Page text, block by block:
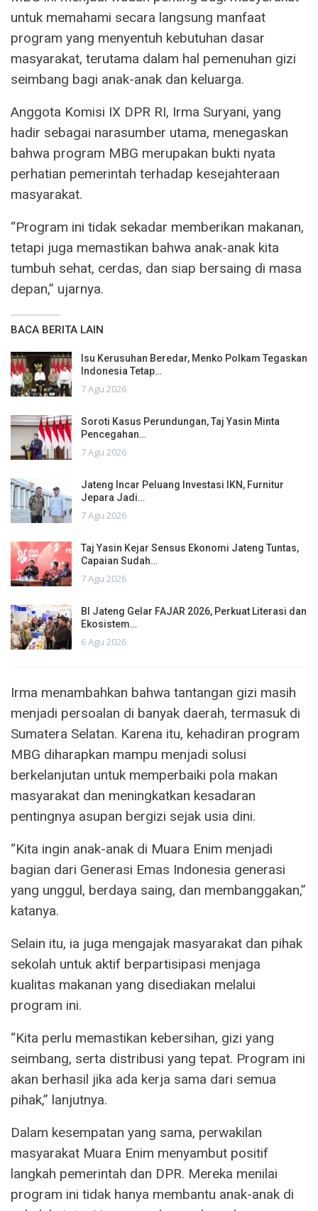
untuk memahami secara langsung manfaat
program yang menyentuh kebutuhan dasar
masyarakat, terutama dalam hal pemenuhan gizi
seimbang bagi anak-anak dan keluarga.
Anggota Komisi IX DPR RI, Irma Suryani, yang
hadir sebagai narasumber utama, menegaskan
bahwa program MBG merupakan bukti nyata
perhatian pemerintah terhadap kesejahteraan
masyarakat.
“Program ini tidak sekadar memberikan makanan,
tetapi juga memastikan bahwa anak-anak kita
tumbuh sehat, cerdas, dan siap bersaing di masa
depan,” ujarnya.
BACA BERITA LAIN
Isu Kerusuhan Beredar, Menko Polkam Tegaskan
Indonesia Tetap…
7 Agu 2026
Soroti Kasus Perundungan, Taj Yasin Minta
Pencegahan…
7 Agu 2026
Jateng Incar Peluang Investasi IKN, Furnitur
Jepara Jadi…
7 Agu 2026
Taj Yasin Kejar Sensus Ekonomi Jateng Tuntas,
Capaian Sudah…
7 Agu 2026
BI Jateng Gelar FAJAR 2026, Perkuat Literasi dan
Ekosistem…
6 Agu 2026
Irma menambahkan bahwa tantangan gizi masih
menjadi persoalan di banyak daerah, termasuk di
Sumatera Selatan. Karena itu, kehadiran program
MBG diharapkan mampu menjadi solusi
berkelanjutan untuk memperbaiki pola makan
masyarakat dan meningkatkan kesadaran
pentingnya asupan bergizi sejak usia dini.
“Kita ingin anak-anak di Muara Enim menjadi
bagian dari Generasi Emas Indonesia generasi
yang unggul, berdaya saing, dan membanggakan,”
katanya.
Selain itu, ia juga mengajak masyarakat dan pihak
sekolah untuk aktif berpartisipasi menjaga
kualitas makanan yang disediakan melalui
program ini.
“Kita perlu memastikan kebersihan, gizi yang
seimbang, serta distribusi yang tepat. Program ini
akan berhasil jika ada kerja sama dari semua
pihak,” lanjutnya.
Dalam kesempatan yang sama, perwakilan
masyarakat Muara Enim menyambut positif
langkah pemerintah dan DPR. Mereka menilai
program ini tidak hanya membantu anak-anak di